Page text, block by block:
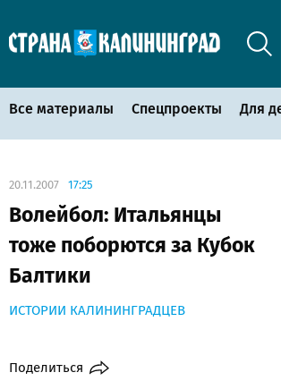
Все материалы Спецпроекты Для
20.11.2007 17:25
Волейбол: Итальянцы
тоже поборются за Кубок
Балтики
ИСТОРИИ КАЛИНИНГРАДЦЕВ
Поделиться